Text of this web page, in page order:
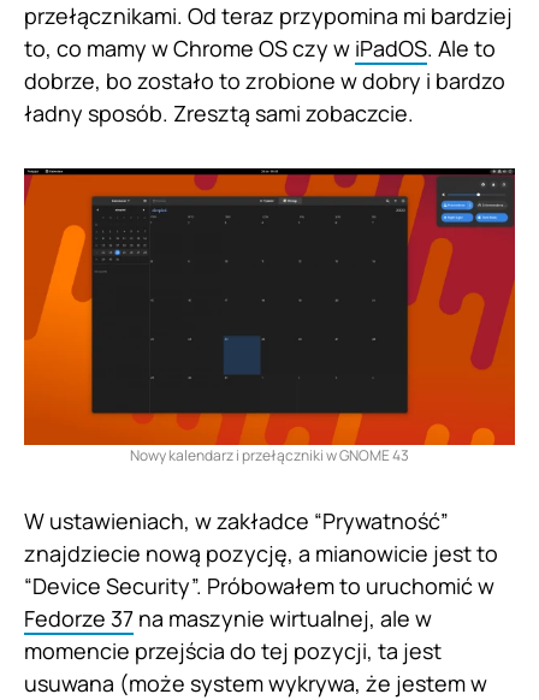
przełącznikami. Od teraz przypomina mi bardziej
to, co mamy w Chrome OS czy w iPadOS. Ale to
dobrze, bo zostało to zrobione w dobry i bardzo
ładny sposób. Zresztą sami zobaczcie.
Nowy kalendarz i przełączniki w GNOME 43
W ustawieniach, w zakładce “Prywatność”
znajdziecie nową pozycję, a mianowicie jest to
“Device Security”. Próbowałem to uruchomić w
Fedorze 37 na maszynie wirtualnej, ale w
momencie przejścia do tej pozycji, ta jest
usuwana (może system wykrywa, że jestem w